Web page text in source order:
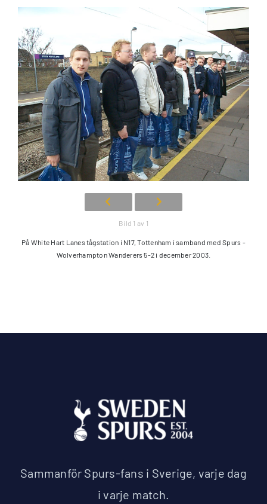
Bild 1 av 1
På White Hart Lanes tågstation i N17, Tottenham i samband med Spurs -
Wolverhampton Wanderers 5-2 i december 2003.
Sammanför Spurs-fans i Sverige, varje dag
i varje match.